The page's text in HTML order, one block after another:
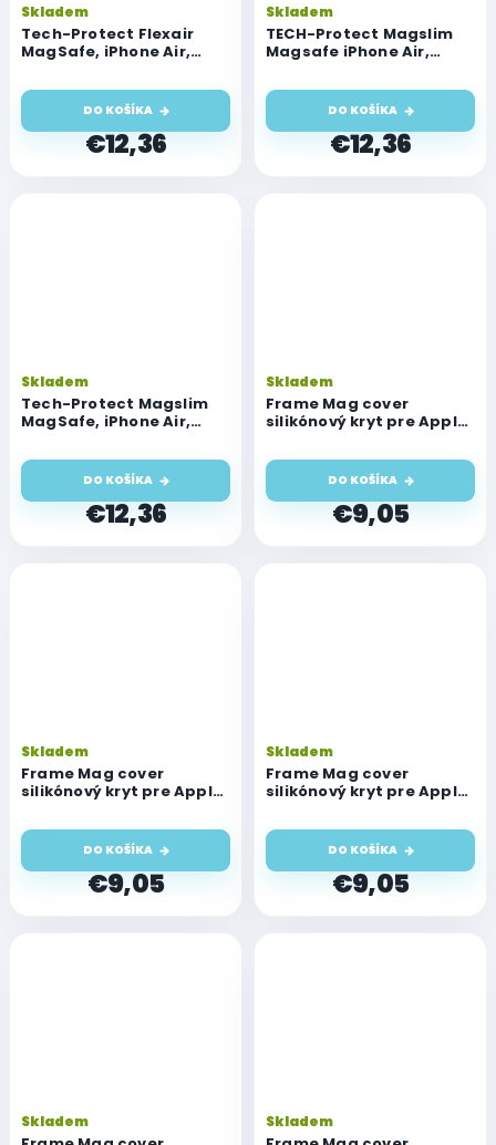
Tech-Protect Flexair
MagSafe, iPhone Air,
Skladem
€12,36
DO KOŠÍKA
TECH-Protect Magslim
Magsafe iPhone Air,
Skladem
€12,36
DO KOŠÍKA
Tech-Protect Magslim
MagSafe, iPhone Air,
Skladem
€12,36
DO KOŠÍKA
Frame Mag cover
silikónový kryt pre Apple
Skladem
€9,05
DO KOŠÍKA
Frame Mag cover
silikónový kryt pre Apple
Skladem
€9,05
DO KOŠÍKA
Frame Mag cover
silikónový kryt pre Apple
Skladem
€9,05
DO KOŠÍKA
Skladem Skladem